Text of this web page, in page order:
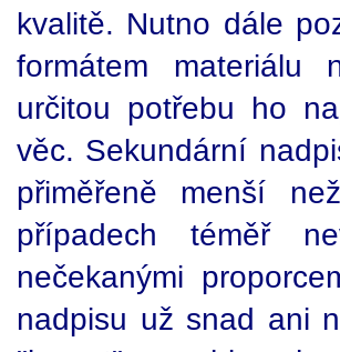
kvalitě. Nutno dále
formátem materiálu
určitou potřebu ho
věc. Sekundární
přiměřeně menší
případech téměř
nečekanými
nadpisu už snad ani